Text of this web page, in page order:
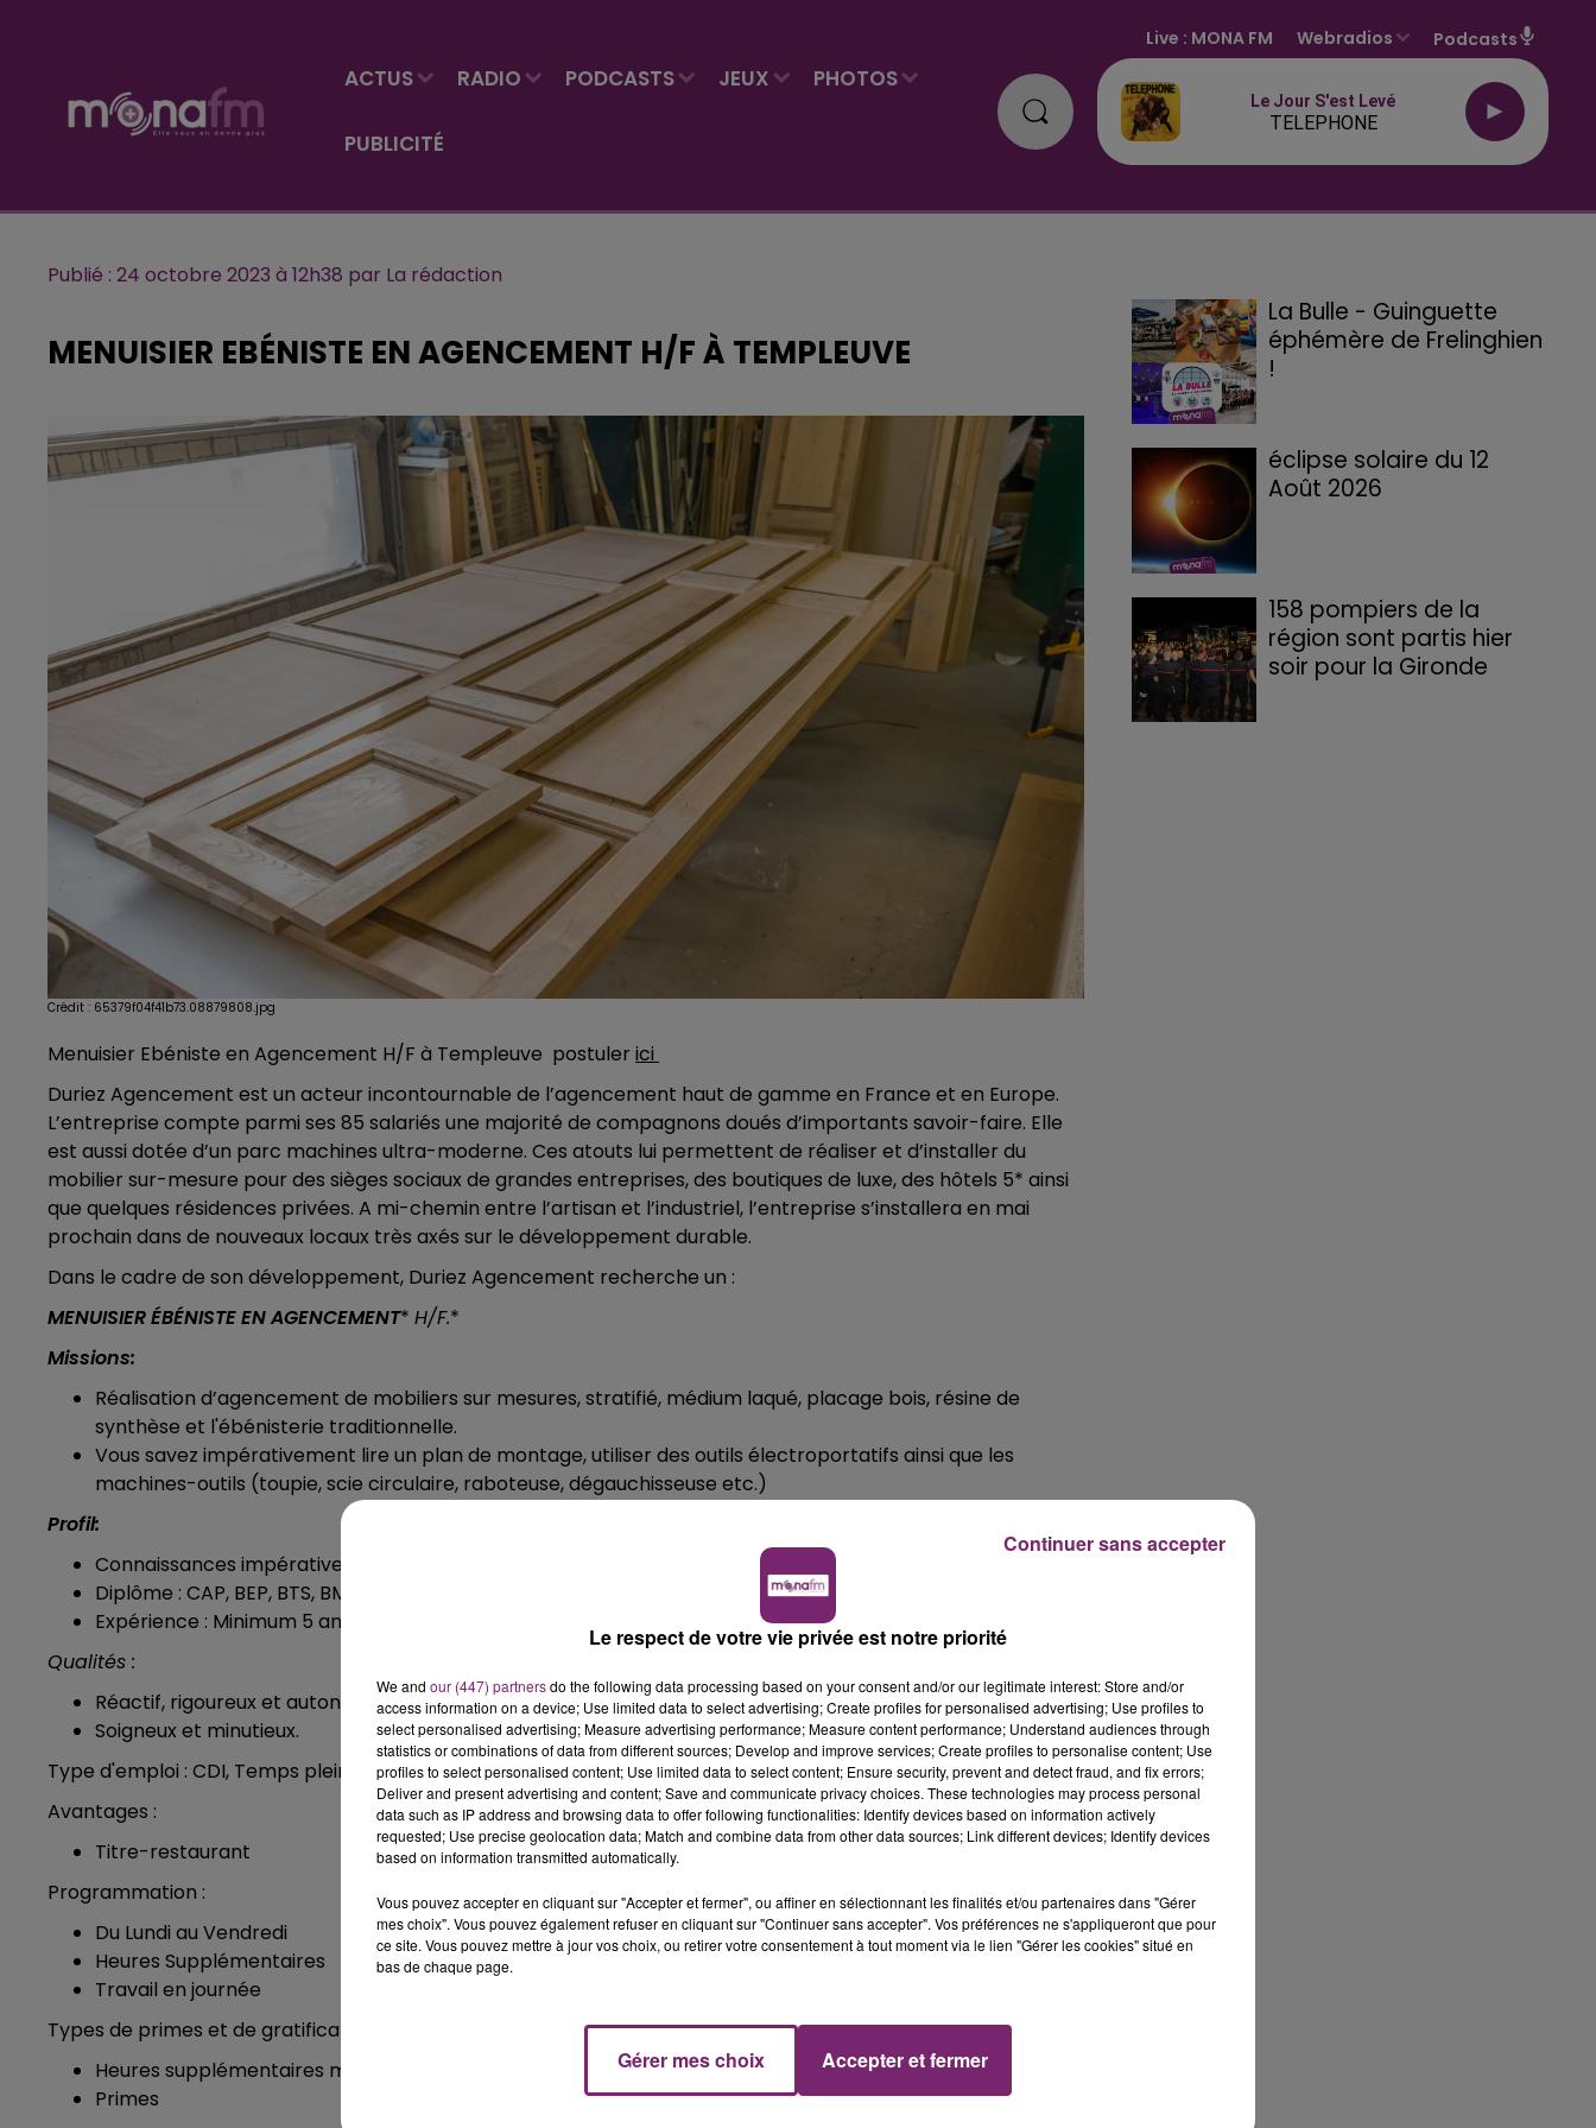
ACTUS RADIO PODCASTS JEUX PHOTOS
PUBLICITÉ
Live : MONA FM Webradios Podcasts
Le Jour S'est Levé
TELEPHONE
Publié : 24 octobre 2023 à 12h38 par La rédaction
MENUISIER EBÉNISTE EN AGENCEMENT H/F À TEMPLEUVE
Crédit : 65379f04f41b73.08879808.jpg
Menuisier Ebéniste en Agencement H/F à Templeuve postuler ici
Duriez Agencement est un acteur incontournable de l’agencement haut de gamme en France et en Europe.
L’entreprise compte parmi ses 85 salariés une majorité de compagnons doués d’importants savoir-faire. Elle
est aussi dotée d’un parc machines ultra-moderne. Ces atouts lui permettent de réaliser et d’installer du
mobilier sur-mesure pour des sièges sociaux de grandes entreprises, des boutiques de luxe, des hôtels 5* ainsi
que quelques résidences privées. A mi-chemin entre l’artisan et l’industriel, l’entreprise s’installera en mai
prochain dans de nouveaux locaux très axés sur le développement durable.
Dans le cadre de son développement, Duriez Agencement recherche un :
MENUISIER ÉBÉNISTE EN AGENCEMENT* H/F.*
Missions:
Réalisation d’agencement de mobiliers sur mesures, stratifié, médium laqué, placage bois, résine de
synthèse et l'ébénisterie traditionnelle.
Vous savez impérativement lire un plan de montage, utiliser des outils électroportatifs ainsi que les
machines-outils (toupie, scie circulaire, raboteuse, dégauchisseuse etc.)
Profil:
Connaissances impératives en agencement sur mesure.
Diplôme : CAP, BEP, BTS, BMA Menuiserie Agencement
Expérience : Minimum 5 ans dans le domaine de l’agencement
Qualités :
Réactif, rigoureux et autonome.
Soigneux et minutieux.
Type d'emploi : CDI, Temps plein, CDD
Avantages :
Titre-restaurant
Programmation :
Du Lundi au Vendredi
Heures Supplémentaires
Travail en journée
Types de primes et de gratifications :
Heures supplémentaires majorées
Primes
La Bulle - Guinguette
éphémère de Frelinghien
!
éclipse solaire du 12
Août 2026
158 pompiers de la
région sont partis hier
soir pour la Gironde
Le respect de votre vie privée est notre priorité
We and our (447) partnersdo the following data processing based on your consent and/or our legitimate interest: Store and/or
access information on a device; Use limited data to select advertising; Create profiles for personalised advertising; Use profiles to
select personalised advertising; Measure advertising performance; Measure content performance; Understand audiences through
statistics or combinations of data from different sources; Develop and improve services; Create profiles to personalise content; Use
profiles to select personalised content; Use limited data to select content; Ensure security, prevent and detect fraud, and fix errors;
Deliver and present advertising and content; Save and communicate privacy choices. These technologies may process personal
data such as IP address and browsing data to offer following functionalities: Identify devices based on information actively
requested; Use precise geolocation data; Match and combine data from other data sources; Link different devices; Identify devices
based on information transmitted automatically.
Vous pouvez accepter en cliquant sur "Accepter et fermer", ou affiner en sélectionnant les finalités et/ou partenaires dans "Gérer
mes choix". Vous pouvez également refuser en cliquant sur "Continuer sans accepter". Vos préférences ne s'appliqueront que pour
ce site. Vous pouvez mettre à jour vos choix, ou retirer votre consentement à tout moment via le lien "Gérer les cookies" situé en
bas de chaque page.
Gérer mes choix Accepter et fermer
Continuer sans accepter